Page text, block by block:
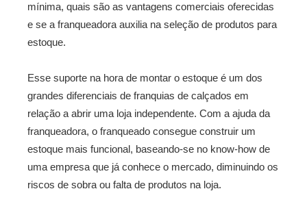
mínima, quais são as vantagens comerciais oferecidas
e se a franqueadora auxilia na seleção de produtos para
estoque.
Esse suporte na hora de montar o estoque é um dos
grandes diferenciais de franquias de calçados em
relação a abrir uma loja independente. Com a ajuda da
franqueadora, o franqueado consegue construir um
estoque mais funcional, baseando-se no know-how de
uma empresa que já conhece o mercado, diminuindo os
riscos de sobra ou falta de produtos na loja.